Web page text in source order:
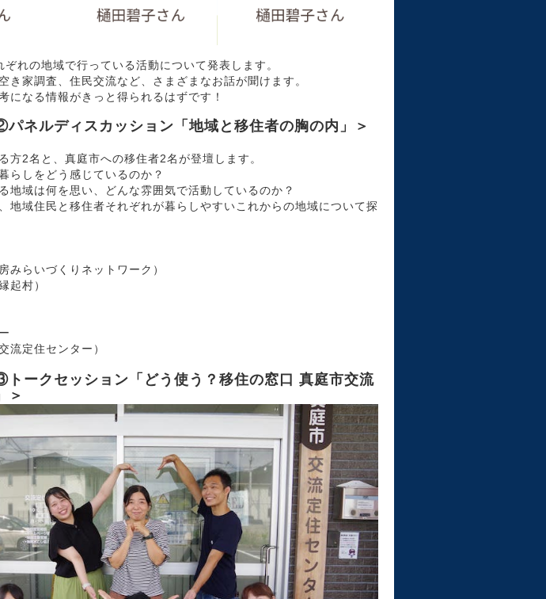
れの地域で行っている活動について発表します。
き家調査、住民交流など、さまざまなお話が聞けます。
になる情報がきっと得られるはずです！
パネルディスカッション「地域と移住者の胸の内」＞
方2名と、真庭市への移住者2名が登壇します。
らしをどう感じているのか？
地域は何を思い、どんな雰囲気で活動しているのか？
地域住民と移住者それぞれが暮らしやすいこれからの地域について探
みらいづくりネットワーク）
起村）
流定住センター）
トークセッション「どう使う？移住の窓口 真庭市交流
＞